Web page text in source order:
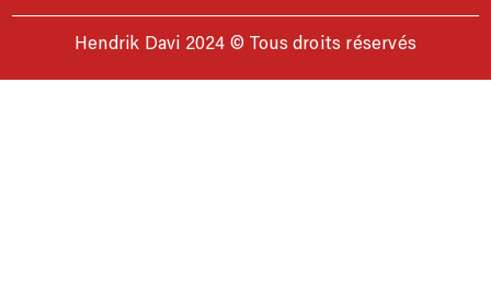
Hendrik Davi 2024 © Tous droits réservés